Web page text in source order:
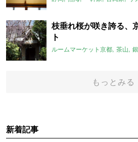
枝垂れ桜が咲き誇る、
ト
ルームマーケット京都 茶山
もっとみる
新着記事